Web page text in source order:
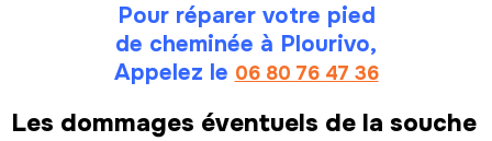
Pour réparer votre pied
de cheminée à Plourivo,
Appelez le 06 80 76 47 36
Les dommages éventuels de la souche